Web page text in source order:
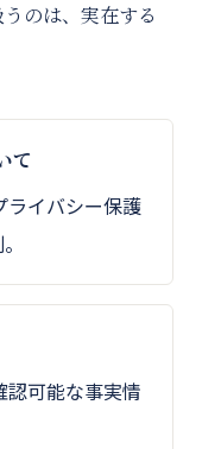
のは、実在する
て
ライバシー保護
認可能な事実情